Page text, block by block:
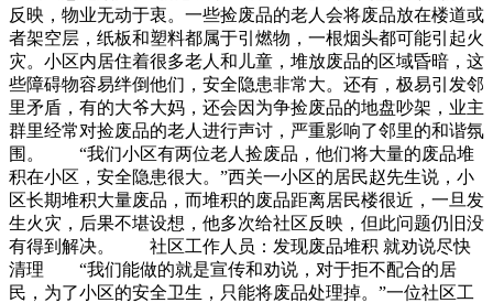
反映，物业无动于衷。一些捡废品的老人会将废品放在楼道或
者架空层，纸板和塑料都属于引燃物，一根烟头都可能引起火
灾。小区内居住着很多老人和儿童，堆放废品的区域昏暗，这
些障碍物容易绊倒他们，安全隐患非常大。还有，极易引发邻
里矛盾，有的大爷大妈，还会因为争捡废品的地盘吵架，业主
群里经常对捡废品的老人进行声讨，严重影响了邻里的和谐氛
围。 “我们小区有两位老人捡废品，他们将大量的废品堆
积在小区，安全隐患很大。”西关一小区的居民赵先生说，小
区长期堆积大量废品，而堆积的废品距离居民楼很近，一旦发
生火灾，后果不堪设想，他多次给社区反映，但此问题仍旧没
有得到解决。 社区工作人员：发现废品堆积 就劝说尽快
清理 “我们能做的就是宣传和劝说，对于拒不配合的居
民，为了小区的安全卫生，只能将废品处理掉。”一位社区工